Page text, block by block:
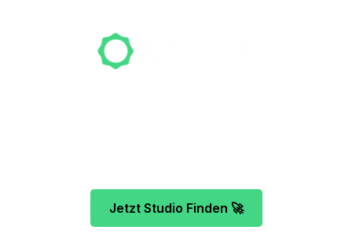
Jetzt Studio Finden 🚀